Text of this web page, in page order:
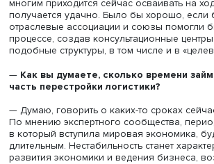
Государство сегодня много делает,
в инфраструктуре, здесь нужно
Нужно помнить и о том, что развитие
пути, — это не только связь с
торговыми партнерами, но и
территорий.
Что же касается других сложностей
согласно результатам
совместно с КСЛ, существенным